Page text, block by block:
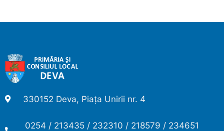
330152 Deva, Piața Unirii nr. 4
0254 / 213435 / 232310 / 218579 / 234651